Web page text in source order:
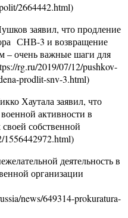
2664442.html)
заявил, что продление
СНВ-3 и возвращение
очень важные шаги для
rg.ru/2019/07/12/pushkov-
prodlit-snv-3.html)
Хаутала заявил, что
активности в
собственной
1556442972.html)
деятельность в
организации
news/649314-prokuratura-